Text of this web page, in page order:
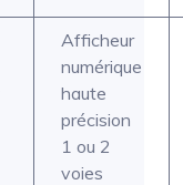
Afficheur
numérique
haute
précision
1 ou 2
voies